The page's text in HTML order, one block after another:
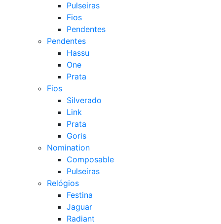
Pulseiras
Fios
Pendentes
Pendentes
Hassu
One
Prata
Fios
Silverado
Link
Prata
Goris
Nomination
Composable
Pulseiras
Relógios
Festina
Jaguar
Radiant